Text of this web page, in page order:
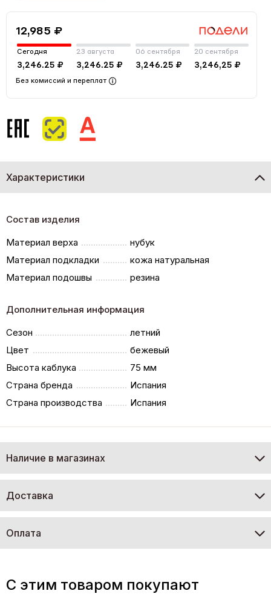
12,985 ₽
Сегодня
3,246.25 ₽
23 августа
3,246.25 ₽
06 сентября
3,246.25 ₽
20 сентября
3,246,25 ₽
Без комиссий и переплат
Характеристики
Состав изделия
Материал верха
нубук
Материал подкладки
кожа натуральная
Материал подошвы
резина
Дополнительная информация
Сезон
летний
Цвет
бежевый
Высота каблука
75 мм
Страна бренда
Испания
Страна производства
Испания
Наличие в магазинах
Доставка
Оплата
C этим товаром покупают